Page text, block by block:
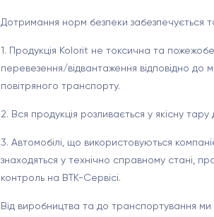
Дотримання норм безпеки забезпечується
1. Продукція Kolorit не токсична та
перевезення/відвантаження відповідно до
повітряного транспорту.
2. Вся продукція розливається у якісну
3. Автомобілі, що використовуються
знаходяться у технічно справному стані,
контроль на ВТК-Сервісі.
Від виробництва та до транспортування ми